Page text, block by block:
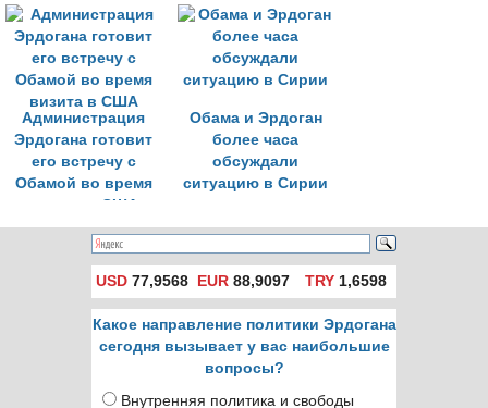
Администрация
Эрдогана готовит
его встречу с
Обамой во время
визита в США
Обама и Эрдоган
более часа
обсуждали
ситуацию в Сирии
USD 77,9568 EUR 88,9097 TRY1,6598
Какое направление политики Эрдогана
сегодня вызывает у вас наибольшие
вопросы?
Внутренняя политика и свободы